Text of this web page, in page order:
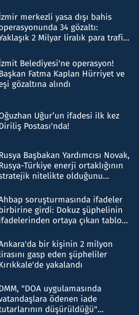
merkezli yasa dışı bahis
34 gözaltı:
2 Milyar liralık para trafiği
Belediyesi'ne operasyon!
Fatma Kaplan Hürriyet ve
gözaltına alındı
Uğur’un ifadesi ilk kez
Postası'nda!
Başbakan Yardımcısı Novak,
Türkiye enerji ortaklığının
nitelikte olduğunu
soruşturmasında ifadeler
girdi: Dokuz şüphelinin
ortaya çıkan tablo
bir kişinin 2 milyon
gasp eden şüpheliler
yakalandı
"DOA uygulamasında
ödenen iade
düşürüldüğü"